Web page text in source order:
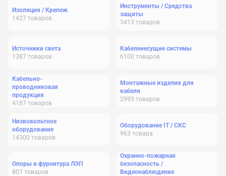
Изоляция / Крепеж
1427 товаров
Инструменты / Средства
защиты
3413 товаров
Источники света
1387 товаров
Кабеленесущие системы
6100 товаров
Кабельно-
проводниковая
продукция
4187 товаров
Монтажные изделия для
кабеля
2995 товаров
Низковольтное
оборудование
14300 товаров
Оборудование IT / СКС
963 товара
Опоры и фурнитура ЛЭП
807 товаров
Охранно-пожарная
безопасность /
Видеонаблюдение